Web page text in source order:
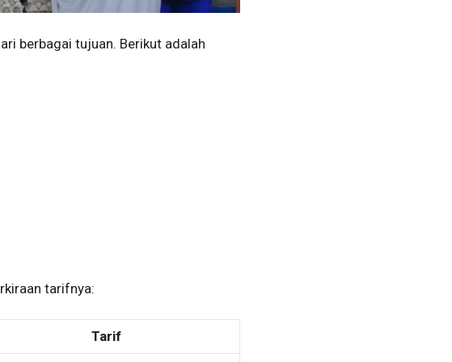
berbagai tujuan. Berikut adalah
tarifnya:
Tarif